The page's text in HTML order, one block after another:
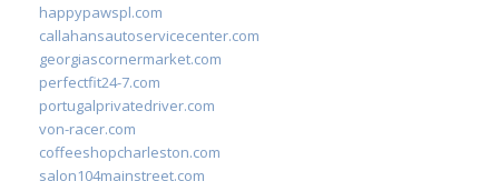
happypawspl.com
callahansautoservicecenter.com
georgiascornermarket.com
perfectfit24-7.com
portugalprivatedriver.com
von-racer.com
coffeeshopcharleston.com
salon104mainstreet.com